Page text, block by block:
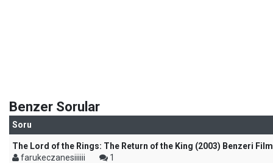
Benzer Sorular
Soru
The Lord of the Rings: The Return of the King (2003) Benzeri
farukeczanesiiiiii
1